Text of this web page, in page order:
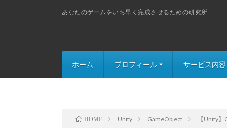
あなたのゲームをいち早く完成させるための研究所
ホーム プロフィール サービス内容
HOME Unity GameObject 【Unity